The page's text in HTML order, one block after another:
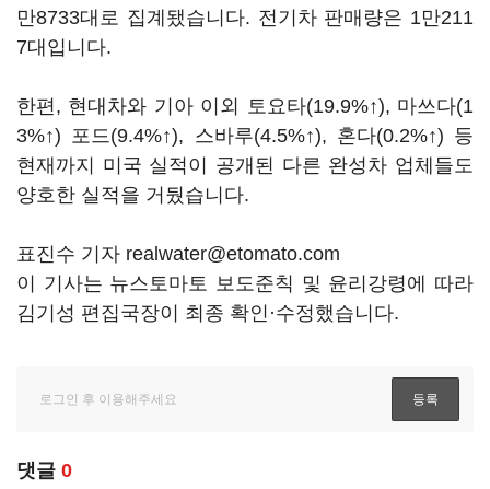
만8733대로 집계됐습니다. 전기차 판매량은 1만211
7대입니다.
한편, 현대차와 기아 이외 토요타(19.9%↑), 마쓰다(1
3%↑) 포드(9.4%↑), 스바루(4.5%↑), 혼다(0.2%↑) 등
현재까지 미국 실적이 공개된 다른 완성차 업체들도
양호한 실적을 거뒀습니다.
표진수 기자 realwater@etomato.com
이 기사는 뉴스토마토 보도준칙 및 윤리강령에 따라
김기성 편집국장이 최종 확인·수정했습니다.
댓글 0